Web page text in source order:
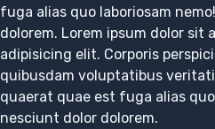
fuga alias quo laboriosam
dolorem. Lorem ipsum dolor sit
adipisicing elit. Corporis
quibusdam voluptatibus
quaerat quae est fuga alias
nesciunt dolor dolorem.